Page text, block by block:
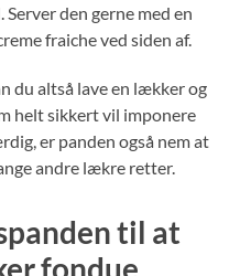
den gerne med en
fraiche ved siden af.
du altså lave en lækker og
helt sikkert vil imponere
er panden også nem at
andre lækre retter.
til at
fondue